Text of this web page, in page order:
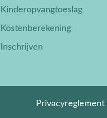
Kinderopvangtoeslag
Kostenberekening
Inschrijven
Privacyreglement